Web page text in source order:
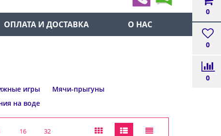
0
0
0
ОПЛАТА И ДОСТАВКА О НАС
игры
Мячи-прыгуны
на воде
16 32